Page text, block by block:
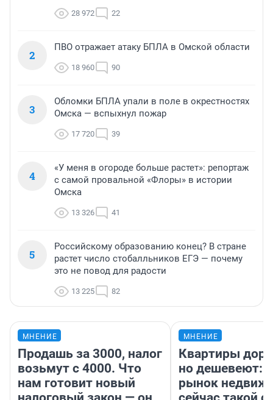
28 972 22
2
ПВО отражает атаку БПЛА в Омской области
18 960 90
3
Обломки БПЛА упали в поле в окрестностях
Омска — вспыхнул пожар
17 720 39
4
«У меня в огороде больше растет»: репортаж
с самой провальной «Флоры» в истории
Омска
13 326 41
5
Российскому образованию конец? В стране
растет число стобалльников ЕГЭ — почему
это не повод для радости
13 225 82
МНЕНИЕ
Продашь за 3000, налог
возьмут с 4000. Что
нам готовит новый
МНЕНИЕ
Квартиры
но дешевеют:
рынок